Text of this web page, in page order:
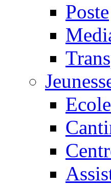
Poste
Ecole